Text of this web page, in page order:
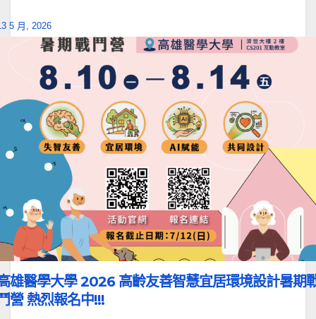
5 月, 2026
雄醫學大學 2026 高齡友善智慧宜居環境設計暑期
營 熱烈報名中!!!